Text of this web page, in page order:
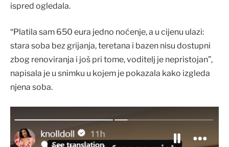
ispred ogledala.
“Platila sam 650 eura jedno noćenje, a u cijenu ulazi:
stara soba bez grijanja, teretana i bazen nisu dostupni
zbog renoviranja i još pri tome, voditelj je nepristojan”,
napisala je u snimku u kojem je pokazala kako izgleda
njena soba.